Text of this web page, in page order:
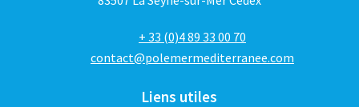
+ 33 (0)4 89 33 00 70
contact@polemermediterranee.com
Liens utiles